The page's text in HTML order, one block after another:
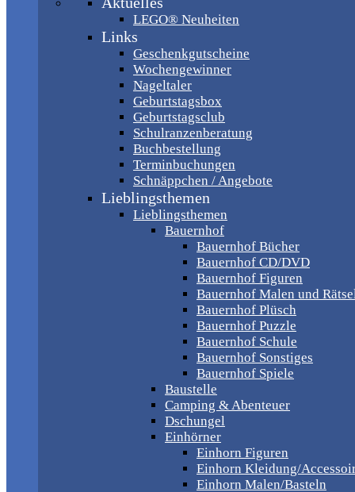
LEGO® Neuheiten
Links
Geschenkgutscheine
Wochengewinner
Nageltaler
Geburtstagsbox
Geburtstagsclub
Schulranzenberatung
Buchbestellung
Terminbuchungen
Schnäppchen / Angebote
Lieblingsthemen
Lieblingsthemen
Bauernhof
Bauernhof Bücher
Bauernhof CD/DVD
Bauernhof Figuren
Bauernhof Malen und
Bauernhof Plüsch
Bauernhof Puzzle
Bauernhof Schule
Bauernhof Sonstiges
Bauernhof Spiele
Baustelle
Camping & Abenteuer
Dschungel
Einhörner
Einhorn Figuren
Einhorn Kleidung/
Einhorn Malen/Basteln